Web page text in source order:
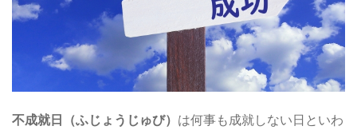
不成就日（ふじょうじゅび） は何事も成就しない日といわ